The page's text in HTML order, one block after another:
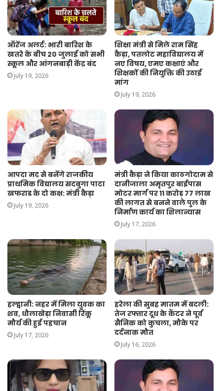
ऑरेंज अलर्ट: भारी बारिश के
खतरे के बीच 20 जुलाई को सभी
स्कूल और आंगनबाड़ी केंद्र बंद
July 19, 2026
शिक्षा मंत्री से मिले राम सिंह
कैड़ा, पतलोट महाविद्यालय में
नए विषय, एमए कक्षाएं और
शिक्षकों की नियुक्ति की उठाई
मांग
July 19, 2026
आपदा मद से बनेंगे राजकीय
प्राथमिक विद्यालय सदबुगा पाटा
खफराड के दो कक्ष: मंत्री कैड़ा
July 19, 2026
मंत्री कैड़ा ने किया काठगोदाम से
दानीजाला अमृतपुर बाईपास
मोटर मार्ग पर 11 करोड़ 77 लाख
की लागत से बनने वाले पुल के
निर्माण कार्य का शिलान्यास
July 17, 2026
हल्द्वानी: नहर में मिला युवक का
शव, धौलाखेड़ा निवासी रिंकू
मौर्य की हुई पहचान
July 17, 2026
हरेला की सुबह मातम में बदली:
तेज रफ्तार दूध के कैंटर ने पूर्व
सैनिक को कुचला, मौके पर
दर्दनाक मौत
July 16, 2026